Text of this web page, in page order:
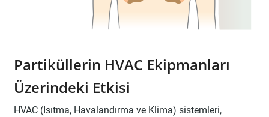
Partiküllerin HVAC Ekipmanları
Üzerindeki Etkisi
HVAC (Isıtma, Havalandırma ve Klima) sistemleri,